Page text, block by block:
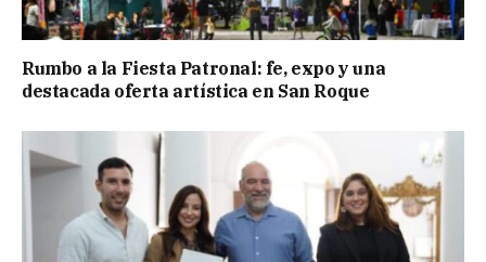
Rumbo a la Fiesta Patronal: fe, expo y una
destacada oferta artística en San Roque